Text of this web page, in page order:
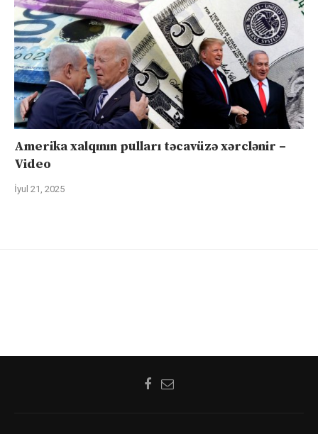
Amerika xalqının pulları təcavüzə xərclənir –
Video
İyul 21, 2025